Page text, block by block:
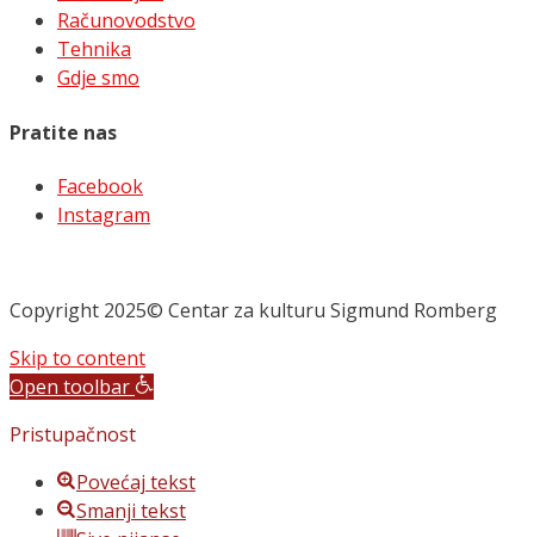
Računovodstvo
Tehnika
Gdje smo
Pratite nas
Facebook
Instagram
Copyright 2025© Centar za kulturu Sigmund Romberg
Skip to content
Open toolbar
Pristupačnost
Povećaj tekst
Smanji tekst